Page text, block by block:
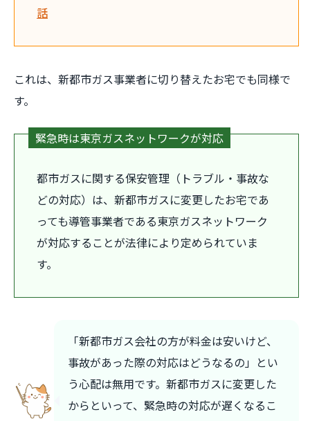
話
これは、新都市ガス事業者に切り替えたお宅でも同様で
す。
緊急時は東京ガスネットワークが対応
都市ガスに関する保安管理（トラブル・事故な
どの対応）は、新都市ガスに変更したお宅であ
っても導管事業者である東京ガスネットワーク
が対応することが法律により定められていま
す。
「新都市ガス会社の方が料金は安いけど、
事故があった際の対応はどうなるの」とい
う心配は無用です。新都市ガスに変更した
からといって、緊急時の対応が遅くなるこ